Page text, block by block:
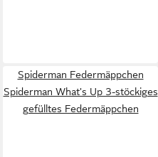
Spiderman Federmäppchen
Spiderman What's Up 3-stöckiges
gefülltes Federmäppchen